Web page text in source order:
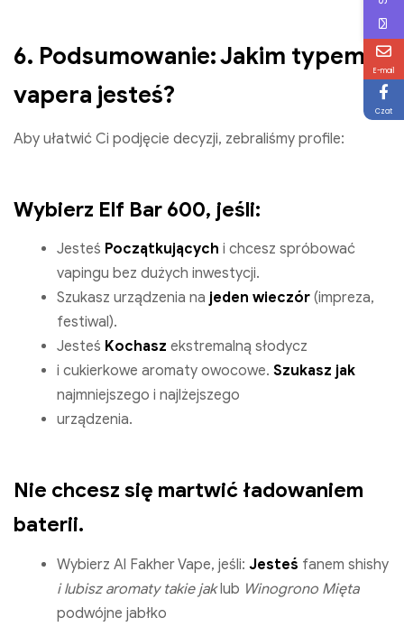
6. Podsumowanie: Jakim typem
vapera jesteś?
Aby ułatwić Ci podjęcie decyzji, zebraliśmy profile:
Wybierz Elf Bar 600, jeśli:
Jesteś Początkujących i chcesz spróbować
vapingu bez dużych inwestycji.
Szukasz urządzenia na jeden wieczór (impreza,
festiwal).
Jesteś Kochasz ekstremalną słodycz
i cukierkowe aromaty owocowe. Szukasz jak
najmniejszego i najlżejszego
urządzenia.
Nie chcesz się martwić ładowaniem
baterii.
Wybierz Al Fakher Vape, jeśli: Jesteś fanem shishy
i lubisz aromaty takie jaklub Winogrono Mięta
podwójne jabłko
E-mail
Czat